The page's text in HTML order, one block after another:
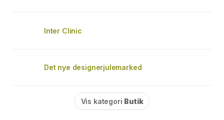
Inter Clinic
Det nye designerjulemarked
Vis kategori Butik